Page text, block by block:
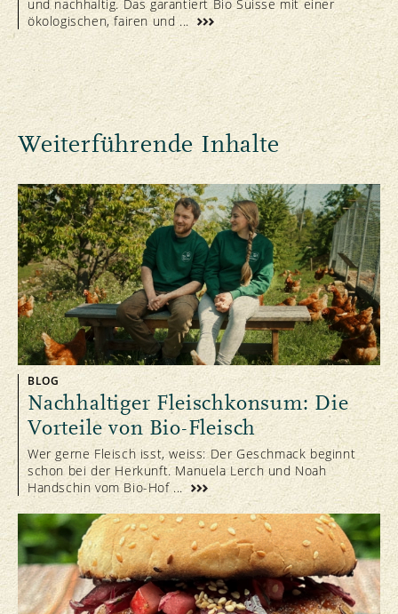
und nachhaltig. Das garantiert Bio Suisse mit einer
ökologischen, fairen und ...
Weiterführende Inhalte
BLOG
Nachhaltiger Fleischkonsum: Die
Vorteile von Bio-Fleisch
Wer gerne Fleisch isst, weiss: Der Geschmack beginnt
schon bei der Herkunft. Manuela Lerch und Noah
Handschin vom Bio-Hof ...